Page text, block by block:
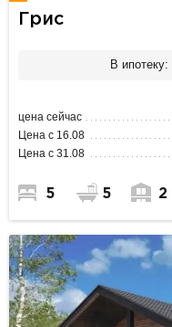
Грис
В ипотеку:
цена сейчас
Цена с 16.08
Цена с 31.08
5 5 2